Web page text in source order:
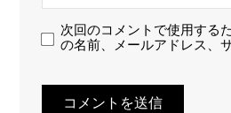
次回のコメントで使用する
の名前、メールアドレス、